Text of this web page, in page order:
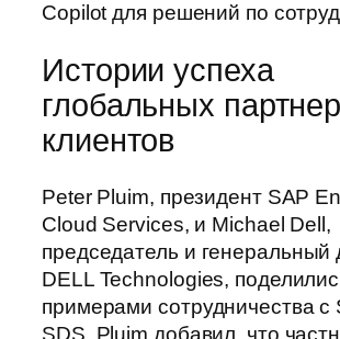
Copilot для решений по
Истории успеха
глобальных
клиентов
Peter Pluim, президент SAP
Cloud Services, и Michael Dell,
председатель и генеральный
DELL Technologies,
примерами сотрудничества с